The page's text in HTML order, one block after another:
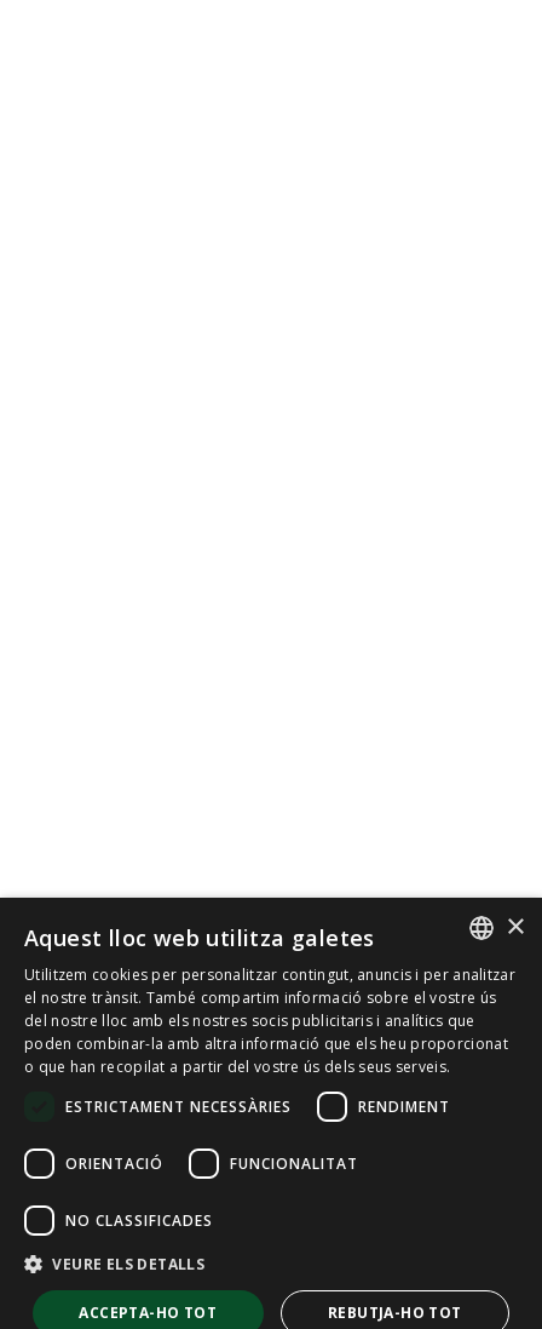
SPANISH
CAT
×
Aquest lloc web utilitza galetes
Utilitzem cookies per personalitzar contingut, anuncis i per analitzar
el nostre trànsit. També compartim informació sobre el vostre ús
del nostre lloc amb els nostres socis publicitaris i analítics que
poden combinar-la amb altra informació que els heu proporcionat
o que han recopilat a partir del vostre ús dels seus serveis.
ESTRICTAMENT NECESSÀRIES
RENDIMENT
ORIENTACIÓ FUNCIONALITAT
NO CLASSIFICADES
VEURE ELS DETALLS
ACCEPTA-HO TOT REBUTJA-HO TOT